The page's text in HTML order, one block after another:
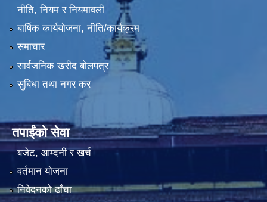
नीति, नियम र नियमावली
बार्षिक कार्ययोजना, नीति/कार्यक्रम
समाचार
सार्वजनिक खरीद बोलपत्र
सुबिधा तथा नगर कर
तपाईंको सेवा
बजेट, आम्दनी र खर्च
वर्तमान योजना
निवेदनको ढाँचा